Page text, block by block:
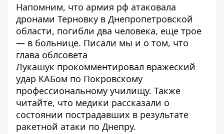
Напомним, что армия рф атаковала
дронами Терновку в Днепропетровской
области, погибли два человека, еще трое
— в больнице. Писали мы и о том, что
глава облсовета
Лукашук прокомментировал вражеский
удар КАБом по Покровскому
профессиональному училищу. Также
читайте, что медики рассказали о
состоянии пострадавших в результате
ракетной атаки по Днепру.